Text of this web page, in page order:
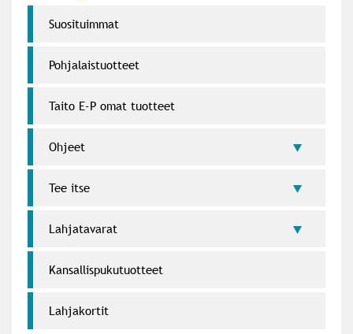
Suosi­tuimmat
Pohjalaistuotteet
Taito E-P omat tuotteet
Ohjeet
Tee itse
Lahja­tavarat
Kansallispukutuotteet
Lahjakortit